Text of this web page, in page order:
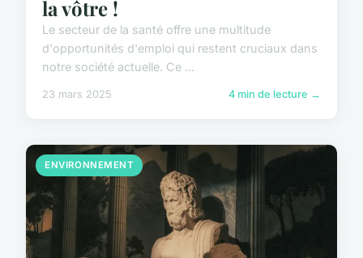
la vôtre !
Le secteur de la santé offre une multitude
d'opportunités d'emploi qui restent cruciaux dans
notre société actuelle. Ce ...
23 mars 2025 4 min de lecture →
ENVIRONNEMENT